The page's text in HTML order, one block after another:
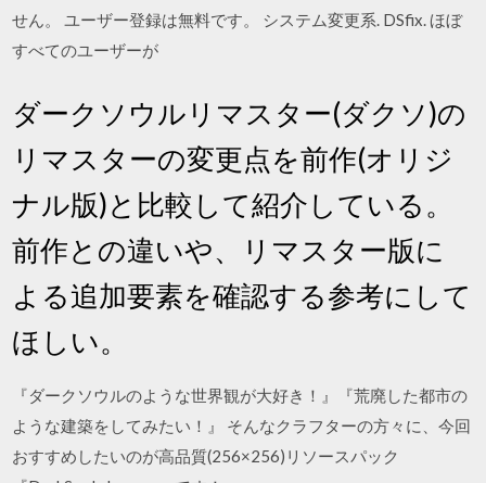
せん。 ユーザー登録は無料です。 システム変更系. DSfix. ほぼ
すべてのユーザーが
ダークソウルリマスター(ダクソ)の
リマスターの変更点を前作(オリジ
ナル版)と比較して紹介している。
前作との違いや、リマスター版に
よる追加要素を確認する参考にして
ほしい。
『ダークソウルのような世界観が大好き！』『荒廃した都市の
ような建築をしてみたい！』 そんなクラフターの方々に、今回
おすすめしたいのが高品質(256×256)リソースパック